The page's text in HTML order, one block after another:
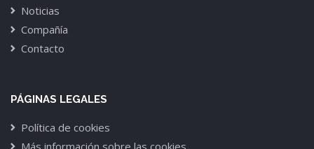
Noticias
Compañía
Contacto
PÁGINAS LEGALES
Política de cookies
Más información sobre las cookies